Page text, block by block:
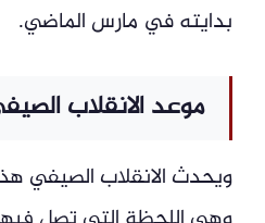
بدايته في مارس الماضي.
موعد الانقلاب